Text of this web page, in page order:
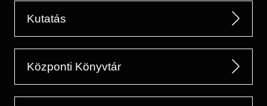
Kutatás
Központi Könyvtár